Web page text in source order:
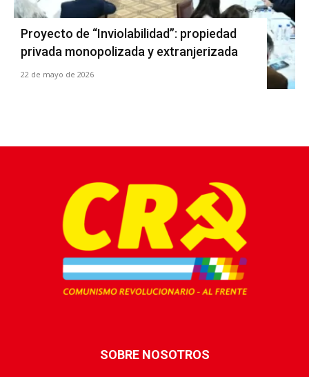
Proyecto de “Inviolabilidad”: propiedad
privada monopolizada y extranjerizada
22 de mayo de 2026
SOBRE NOSOTROS